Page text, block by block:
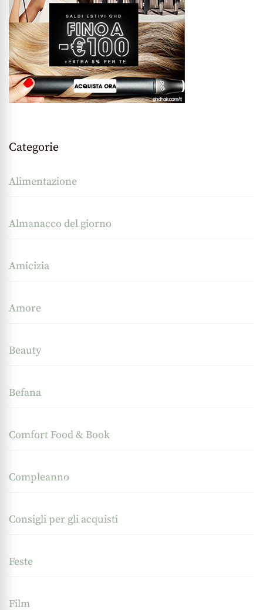
Categorie
Alimentazione
Almanacco del giorno
Amicizia
Amore
Beauty
Befana
Comfort Food & Book
Compleanno
Consigli per gli acquisti
Feste
Film